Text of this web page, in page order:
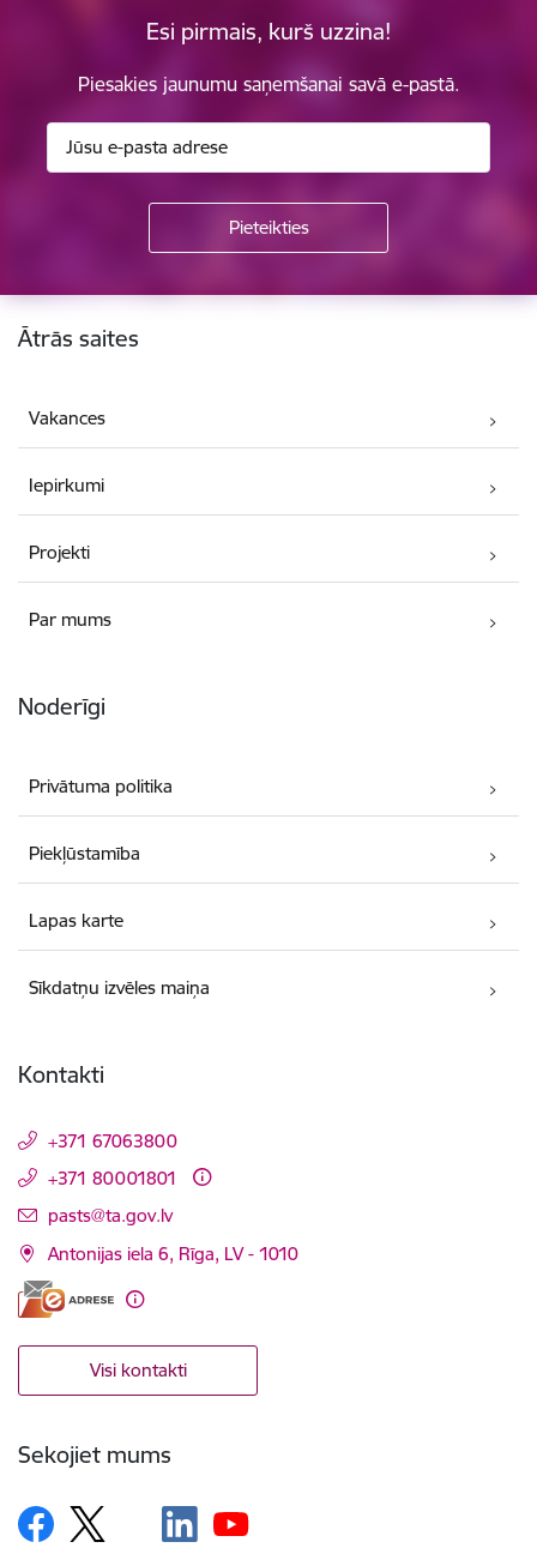
Esi pirmais, kurš uzzina!
Piesakies jaunumu saņemšanai savā e-pastā.
Kājene
Ātrās saites
Vakances
Iepirkumi
Projekti
Par mums
Noderīgi
Privātuma politika
Piekļūstamība
Lapas karte
Sīkdatņu izvēles maiņa
Kontakti
+371 67063800
+371 80001801
E-pasts:
pasts@ta.gov.lv
Antonijas iela 6, Rīga, LV - 1010
Visi kontakti
Sekojiet mums